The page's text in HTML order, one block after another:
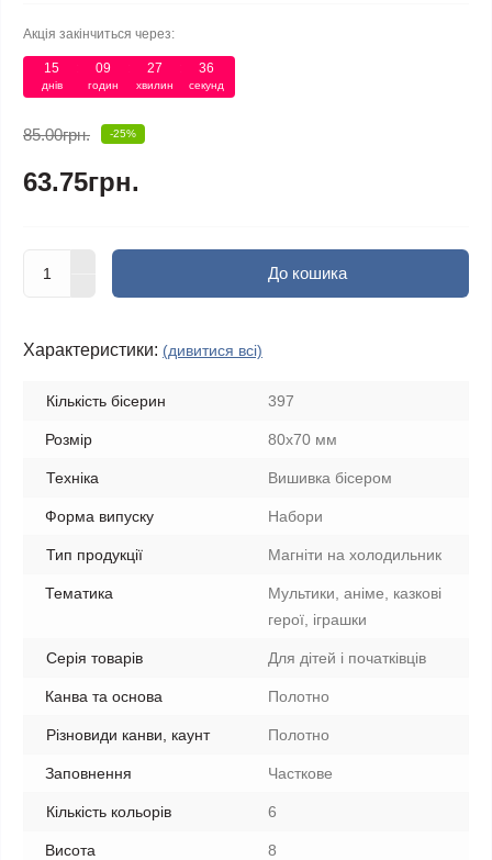
Акція закінчиться через:
15
днів
09
годин
27
хвилин
36
секунд
85.00грн. -25%
63.75грн.
До кошика
Характеристики: (дивитися всі)
Кількість бісерин 397
Розмір 80х70 мм
Техніка Вишивка бісером
Форма випуску Набори
Тип продукції Магніти на холодильник
Тематика
Мультики, аніме, казкові
герої, іграшки
Серія товарів Для дітей і початківців
Канва та основа Полотно
Різновиди канви, каунт Полотно
Заповнення Часткове
Кількість кольорів 6
Висота 8